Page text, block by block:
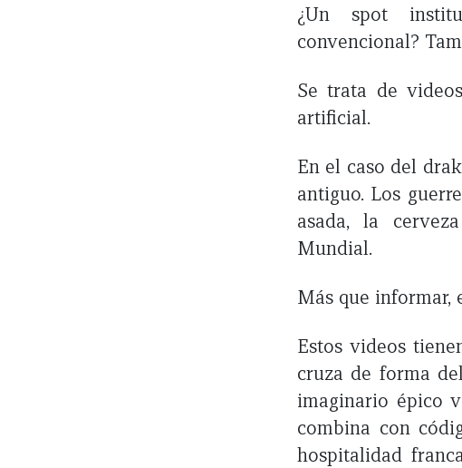
¿Un spot
convencional?
Se trata de
artificial.
En el caso del
antiguo. Los
asada, la
Mundial.
Más que informar,
Estos videos
cruza de forma
imaginario épico
combina con
hospitalidad